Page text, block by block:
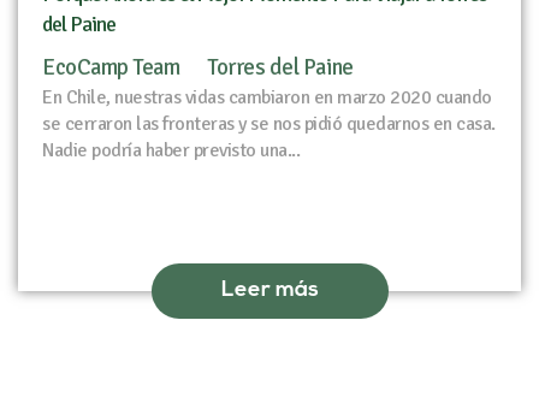
del Paine
EcoCamp Team Torres del Paine
En Chile, nuestras vidas cambiaron en marzo 2020 cuando
se cerraron las fronteras y se nos pidió quedarnos en casa.
Nadie podría haber previsto una...
Leer más